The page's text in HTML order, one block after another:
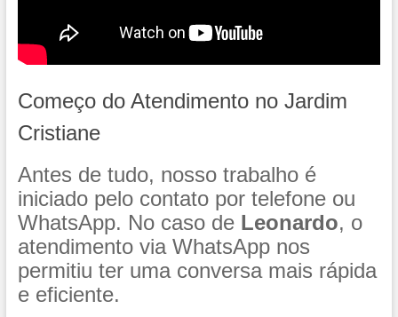
Começo do Atendimento no Jardim
Cristiane
Antes de tudo, nosso trabalho é
iniciado pelo contato por telefone ou
WhatsApp. No caso de Leonardo, o
atendimento via WhatsApp nos
permitiu ter uma conversa mais rápida
e eficiente.